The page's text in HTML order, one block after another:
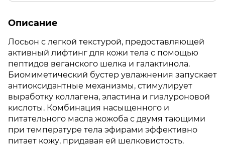
Описание
Лосьон с легкой текстурой, предоставляющей
активный лифтинг для кожи тела с помощью
пептидов веганского шелка и галактинола.
Биомиметический бустер увлажнения запускает
антиоксидантные механизмы, стимулирует
выработку коллагена, эластина и гиалуроновой
кислоты. Комбинация насыщенного и
питательного масла жожоба с двумя тающими
при температуре тела эфирами эффективно
питает кожу, придавая ей шелковистость.